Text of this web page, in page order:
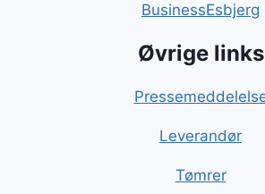
BusinessEsbjerg
Øvrige links
Leverandør
Tømrer